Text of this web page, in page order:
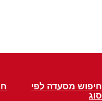
חיפוש מסעדה לפי
סוג